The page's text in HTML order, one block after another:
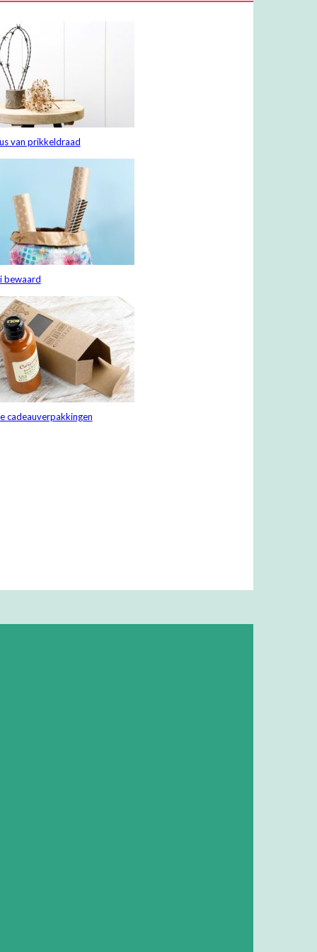
van prikkeldraad
bewaard
cadeauverpakkingen